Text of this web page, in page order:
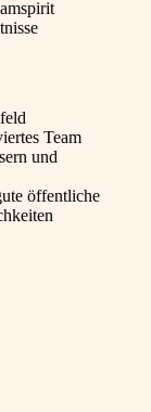
Team
und
öffentliche